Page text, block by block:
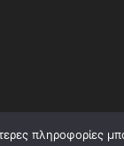
πληροφορίες